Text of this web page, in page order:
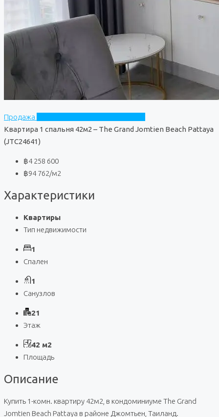
Продажа
Квартира 1 спальня 42м2 – The Grand Jomtien Beach Pattaya
(JTC24641)
฿4 258 600
฿94 762/м2
Характеристики
Квартиры
Тип недвижимости
1
Спален
1
Санузлов
21
Этаж
42 м2
Площадь
Описание
Купить 1-комн. квартиру 42м2, в кондоминиуме The Grand
Jomtien Beach Pattaya в районе Джомтьен, Таиланд.